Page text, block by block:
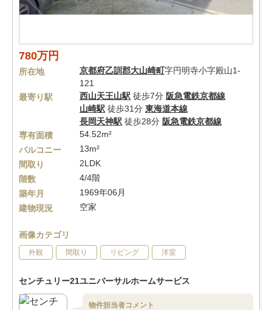
780万円
所在地 京都府乙訓郡大山崎町字円明寺小字殿山1-
121
最寄り駅
西山天王山駅 徒歩7分 阪急電鉄京都線
山崎駅 徒歩31分 東海道本線
長岡天神駅 徒歩28分 阪急電鉄京都線
専有面積
54.52m²
バルコニー
13m²
間取り
2LDK
階数
4/4階
築年月
1969年06月
建物現況
空家
画像カテゴリ
外観 間取り リビング 洋室
センチュリー21ユニバーサルホームサービス
物件担当者コメント